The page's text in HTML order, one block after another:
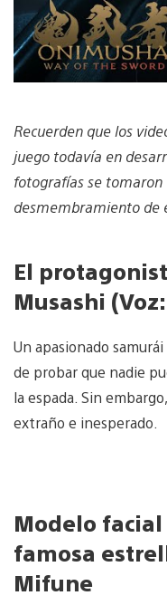
Recuerden que los
juego todavía en
fotografías se tomaron
desmembramiento de
El
Musashi
Un apasionado
de probar que nadie
la espada. Sin
extraño e inesperado.
Modelo facial
famosa
Mifune